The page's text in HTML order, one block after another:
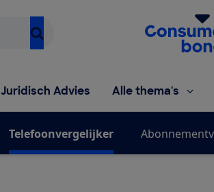
Homepage
Juridisch Advies Alle thema's
Telefoonvergelijker